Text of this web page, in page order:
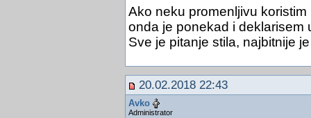
Ako neku promenljivu
onda je ponekad i deklarisem
Sve je pitanje stila, najbitnije
20.02.2018 22:43
Avko
Administrator